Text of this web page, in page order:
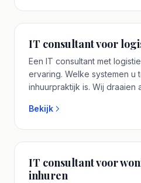
IT consultant voor
Een IT consultant met
ervaring. Welke systemen u
inhuurpraktijk is. Wij draaien
ons eigen team, geen
Bekijk
IT consultant voor
inhuren